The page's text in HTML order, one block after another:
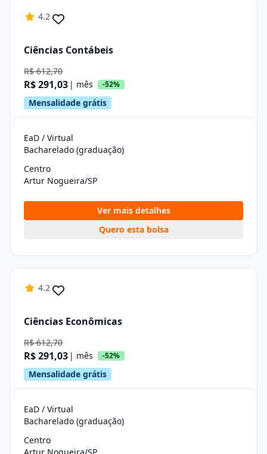
4.2
Ciências Contábeis
R$ 612,70
R$ 291,03 | mês -52%
Mensalidade grátis
EaD / Virtual
Bacharelado (graduação)
Centro
Artur Nogueira/SP
Ver mais detalhes
Quero esta bolsa
4.2
Ciências Econômicas
R$ 612,70
R$ 291,03 | mês -52%
Mensalidade grátis
EaD / Virtual
Bacharelado (graduação)
Centro